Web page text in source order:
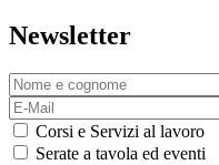
Newsletter
Corsi e Servizi al lavoro
Serate a tavola ed eventi